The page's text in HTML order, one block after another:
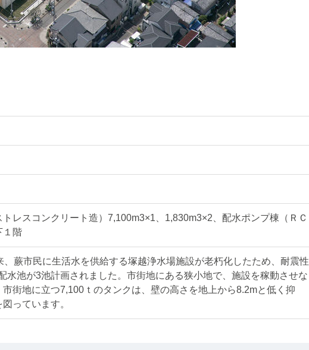
レスコンクリート造）7,100m3×1、1,830m3×2、配水ポンプ棟（ＲＣ
１階
、蕨市民に生活水を供給する塚越浄水場施設が老朽化したため、耐震性
水池が3池計画されました。市街地にある狭小地で、施設を稼動させな
街地に立つ7,100ｔのタンクは、壁の高さを地上から8.2mと低く抑
っています。